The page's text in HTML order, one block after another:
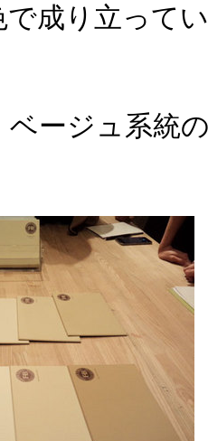
で成り立って
ベージュ系統